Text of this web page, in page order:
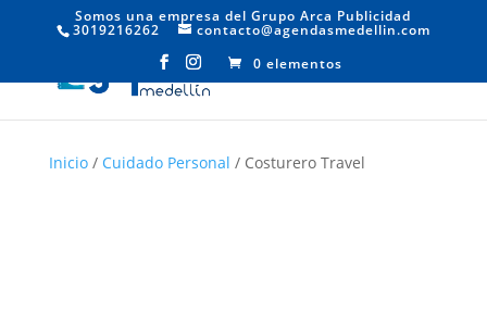
Somos una empresa del Grupo Arca Publicidad
3019216262
contacto@agendasmedellin.com
0 elementos
Inicio/ Cuidado Personal / Costurero Travel